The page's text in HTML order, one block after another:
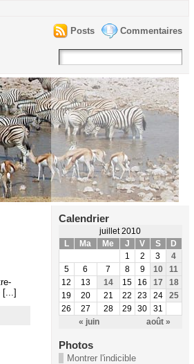
Commentaires
Posts
[...]
Calendrier
juillet 2010
L
Ma Me J V S D
« juin août »
1 2 3
4
5
6 7 8 9 10
11
12
13 14 15 16 17
18
19
20 21 22 23 24
25
26
27 28 29 30 31
Photos
Montrer l'indicible